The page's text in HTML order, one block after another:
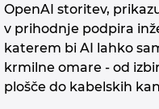
OpenAI storitev,
v prihodnje podpira
katerem bi AI lahko
krmilne omare - od
plošče do kabelskih